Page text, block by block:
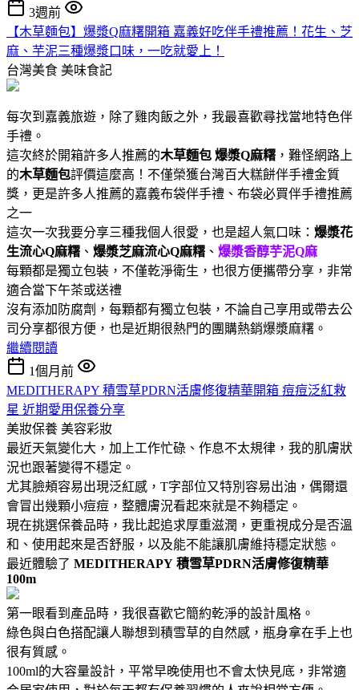
3週前
【木草麵包】爆漿Q麻糬開箱 嘉義好吃伴手禮推薦！花生、芝
麻、芋泥三種爆漿口味，一吃就愛上！
台灣美食 美味食記
每次到嘉義旅遊，除了雞肉飯之外，我最喜歡尋找當地特色伴
手禮。
這次終於開箱許多人推薦的木草麵包 爆漿Q麻糬 ，難怪網路上
的木草麵包評價這麼高！不僅榮獲台灣百大糕餅伴手禮金質
獎，更是許多人推薦的嘉義布袋伴手禮、布袋必買伴手禮推薦
之一
這次一次我要分享三種我個人很愛，也是超人氣口味： 爆漿花
生流心Q麻糬 、 爆漿芝麻流心Q麻糬 、 爆漿香醇芋泥Q麻
每顆都是獨立包裝，不僅乾淨衛生，也很方便攜帶分享，非常
適合當下午茶或送禮
沒有添加防腐劑，每顆都有獨立包裝，不論自己享用或帶去公
司分享都很方便，也是近期很熱門的團購熱銷爆漿麻糬。
繼續閱讀
1個月前
MEDITHERAPY 積雪草PDRN活膚修復精華開箱 痘痘泛紅救
星 近期愛用保養分享
美妝保養 美容彩妝
最近天氣變化大，加上工作忙碌、作息不太規律，我的肌膚狀
況也跟著變得不穩定。
尤其臉頰容易出現泛紅感，T字部位又特別容易出油，偶爾還
會冒出幾顆小痘痘，整體膚況看起來就是不夠穩定。
現在挑選保養品時，我比起追求厚重滋潤，更重視成分是否溫
和、使用起來是否舒服，以及能不能讓肌膚維持穩定狀態。
最近體驗了 MEDITHERAPY 積雪草PDRN活膚修復精華
100m
第一眼看到產品時，我很喜歡它簡約乾淨的設計風格。
綠色與白色搭配讓人聯想到積雪草的自然感，瓶身拿在手上也
很有質感。
100ml的大容量設計，平常早晚使用也不會太快見底，非常適